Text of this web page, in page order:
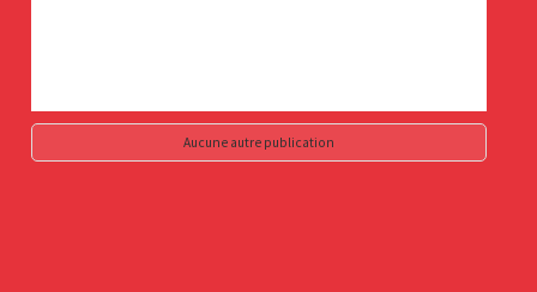
Aucune autre publication